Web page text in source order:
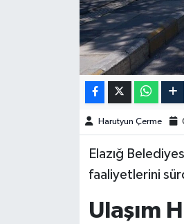
Harutyun Çerme
Elazığ
faaliyetlerini
Ulaşım
Hava Durumu
Kim kimdir?